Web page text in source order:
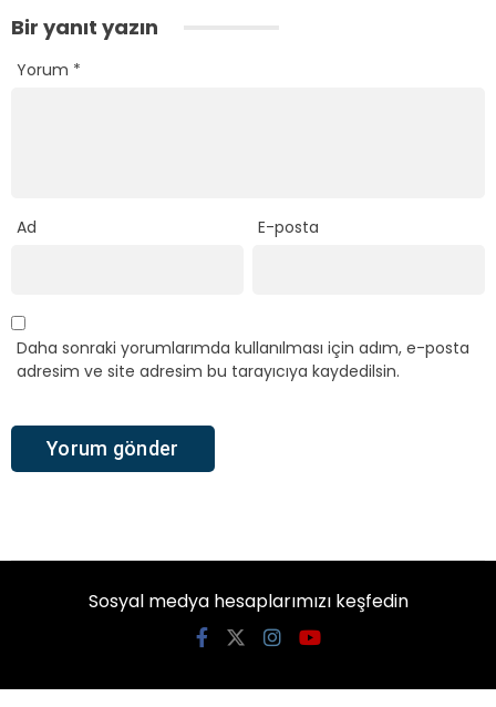
Bir yanıt yazın
Yorum *
Ad E-posta
Daha sonraki yorumlarımda kullanılması için adım, e-posta
adresim ve site adresim bu tarayıcıya kaydedilsin.
Sosyal medya hesaplarımızı keşfedin